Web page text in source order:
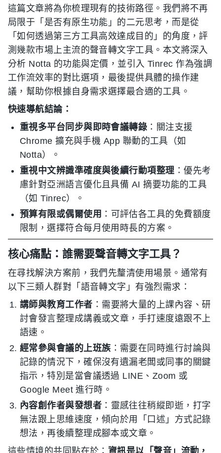
這篇文章將為你梳理現有的技術路徑。我們將不再
局限于「是否有原生功能」的二元思考，而是從
「如何透過第三方工具高效達成目的」的角度，評
測幾款市場上主流的聲音轉文字工具。本文將深入
分析 Notta 的功能與定價，並引入 Tinrec 作為強調
工作流效率的對比選項，最後提供具體的操作建
議，幫助你根據自身需求選擇最合適的工具。
快速導航結論：
重視多平台同步與即時會議轉錄 ：關注支援
Chrome 擴充與手機 App 聯動的工具（如
Notta）。
重視中文辨識準確度與後續行動項整理：優先考
慮針對亞洲語言優化且具備 AI 摘要功能的工具
（如 Tinrec）。
預算有限或偶爾使用 ：可評估各工具的免費額度
限制，選擇符合每月使用時長的方案。
核心痛點：誰需要聲音轉文字工具？
在尋找解決方案前，我們先釐清使用場景。通常有
以下三類人群對「語音轉文字」有強烈需求：
講師與教育工作者 ：需要將大量的上課內容、研
討會發言整理成講義或文章，手打速度遠跟不上
語速。
經常參與會議的上班族 ：需要在同時進行討論與
記錄的情況下，確保沒有遺漏老闆或同事的關鍵
指示，特別是當會議透過 LINE、Zoom 或
Google Meet 進行時。
內容創作者與發想者 ：靈感往往稍縱即逝，打字
無法跟上思維速度，傾向於用「口述」方式記錄
想法，再後續整理成腳本或文章。
這些情境的共同點在於： 資訊是以「聲音」流動，